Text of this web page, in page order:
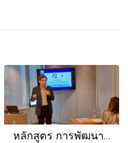
หลักสูตร การพัฒนาภาวะความเป็นผู้นำยุคใหม่